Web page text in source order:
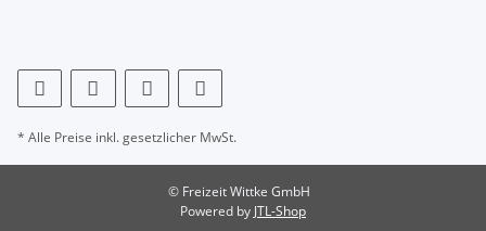
* Alle Preise inkl. gesetzlicher MwSt.
© Freizeit Wittke GmbH
Powered by JTL-Shop